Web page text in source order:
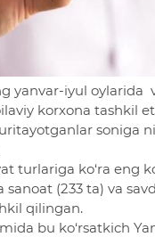
ta'minlash
yanvar-iyul oylarida
korxona tashkil
soniga
turlariga ko‘ra eng
(233 ta) va
qilingan.
bu ko‘rsatkich